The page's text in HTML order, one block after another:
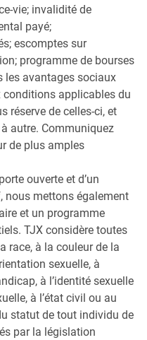
vie; invalidité de
payé;
escomptes sur
programme de bourses
les avantages sociaux
applicables du
réserve de celles-ci, et
autre. Communiquez
de plus amples
ouverte et d’un
nous mettons également
et un programme
TJX considère toutes
race, à la couleur de la
sexuelle, à
à l’identité sexuelle
à l’état civil ou au
statut de tout individu de
par la législation